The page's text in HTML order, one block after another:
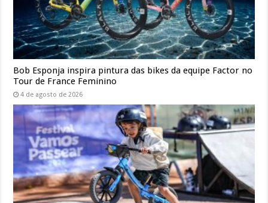
Bob Esponja inspira pintura das bikes da equipe Factor no
Tour de France Feminino
4 de agosto de 2026